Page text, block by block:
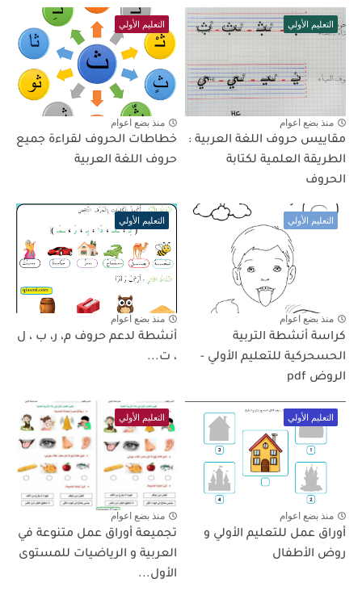
التعليم الأولي
منذ بضع اعوام
مقاييس حروف اللغة العربية :
الطريقة العلمية لكتابة
الحروف
التعليم الأولي
منذ بضع اعوام
خطاطات الحروف لقراءة جميع
حروف اللغة العربية
التعليم الأولي
منذ بضع اعوام
كراسة أنشطة التربية
الحسحركية للتعليم الأولي -
الروض pdf
التعليم الأولي
منذ بضع اعوام
أنشطة لدعم حروف م، ر، ب ، ل
، ت...
التعليم الأولي
منذ بضع اعوام
أوراق عمل للتعليم الأولي و
روض الأطفال
التعليم الأولي
منذ بضع اعوام
تجميعة أوراق عمل متنوعة في
العربية و الرياضيات للمستوى
الأول...